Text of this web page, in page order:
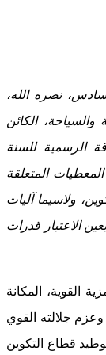
نصره الله،
الكائن
الرسمية للسنة
تقديم المعطيات المتعلقة
ولاسيما آليات
الاعتبار قدرات
القوية، المكانة
وعزم جلالته القوي
قطاع التكوين